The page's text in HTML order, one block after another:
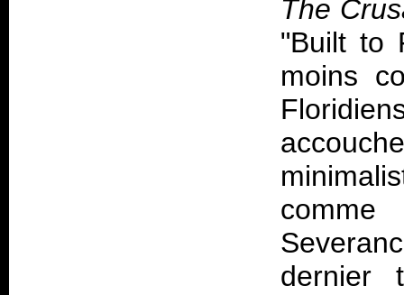
The
"Built to
moins
dernier